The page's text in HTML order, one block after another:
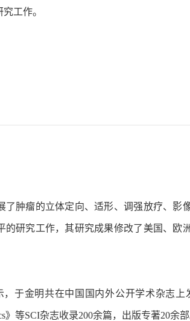
工作。
了肿瘤的立体定向、适形、调强放疗、影
的研究工作，其研究成果修改了美国、欧
于金明共在中国国内外公开学术杂志上
》等SCI杂志收录200余篇，出版专著20余部